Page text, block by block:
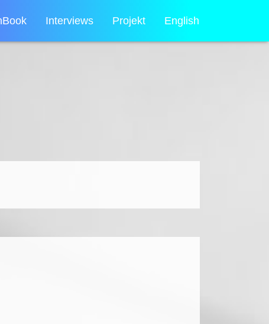
Interviews Projekt English